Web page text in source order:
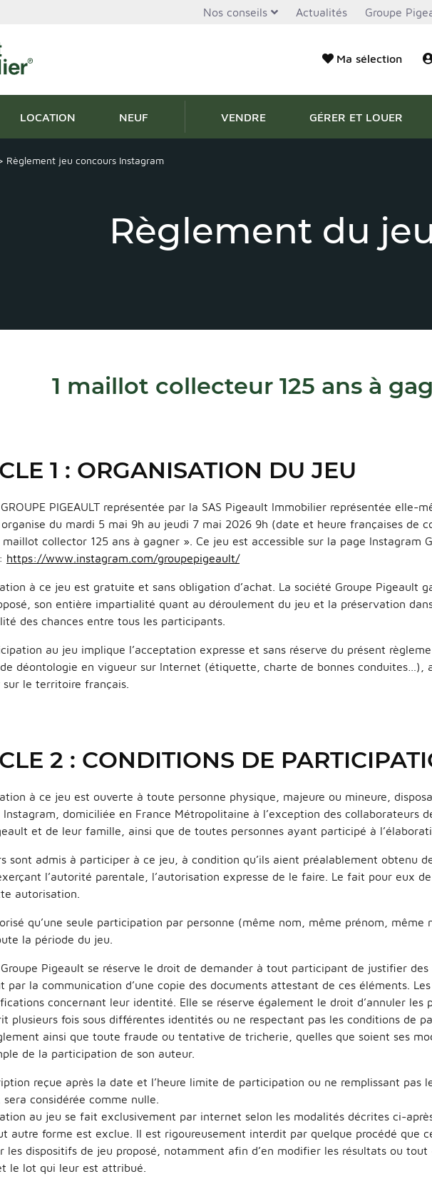
Nos conseils Actualités Groupe
Ma sélection
LOCATION NEUF VENDRE GÉRER ET LOUER
Règlement du
Règlement jeu concours Instagram
1 maillot collecteur 125 ans à
1 : ORGANISATION DU JEU
PIGEAULT représentée par la SAS Pigeault Immobilier représentée elle-
organise du mardi 5 mai 9h au jeudi 7 mai 2026 9h (date et heure françaises de
collector 125 ans à gagner ». Ce jeu est accessible sur la page Instagram
https://www.instagram.com/groupepigeault/
à ce jeu est gratuite et sans obligation d’achat. La société Groupe Pigeault
son entière impartialité quant au déroulement du jeu et la préservation
des chances entre tous les participants.
au jeu implique l’acceptation expresse et sans réserve du présent
déontologie en vigueur sur Internet (étiquette, charte de bonnes conduites…),
le territoire français.
2 : CONDITIONS DE
à ce jeu est ouverte à toute personne physique, majeure ou mineure,
domiciliée en France Métropolitaine à l’exception des collaborateurs
et de leur famille, ainsi que de toutes personnes ayant participé à
sont admis à participer à ce jeu, à condition qu’ils aient préalablement obtenu
l’autorité parentale, l’autorisation expresse de le faire. Le fait pour eux
autorisation.
qu’une seule participation par personne (même nom, même prénom, même
la période du jeu.
Pigeault se réserve le droit de demander à tout participant de justifier des
par la communication d’une copie des documents attestant de ces éléments.
concernant leur identité. Elle se réserve également le droit d’annuler les
plusieurs fois sous différentes identités ou ne respectant pas les conditions de
ainsi que toute fraude ou tentative de tricherie, quelles que soient ses
de la participation de son auteur.
reçue après la date et l’heure limite de participation ou ne remplissant pas
considérée comme nulle.
au jeu se fait exclusivement par internet selon les modalités décrites ci-
autre forme est exclue. Il est rigoureusement interdit par quelque procédé que
les dispositifs de jeu proposé, notamment afin d’en modifier les résultats ou
le lot qui leur est attribué.